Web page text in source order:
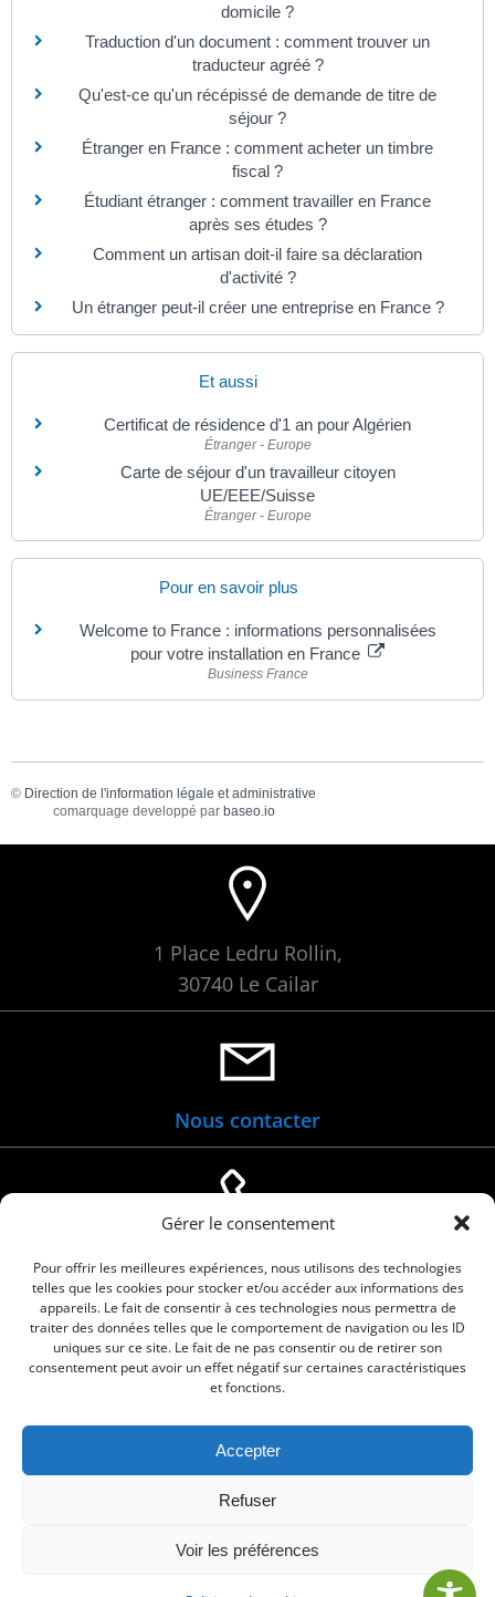
Gérer le consentement
Pour offrir les meilleures expériences, nous utilisons des technologies
telles que les cookies pour stocker et/ou accéder aux informations des
appareils. Le fait de consentir à ces technologies nous permettra de
traiter des données telles que le comportement de navigation ou les ID
uniques sur ce site. Le fait de ne pas consentir ou de retirer son
consentement peut avoir un effet négatif sur certaines caractéristiques
et fonctions.
Accepter
Refuser
Voir les préférences
domicile ?
Traduction d'un document : comment trouver un
traducteur agréé ?
Qu'est-ce qu'un récépissé de demande de titre de
séjour ?
Étranger en France : comment acheter un timbre
fiscal ?
Étudiant étranger : comment travailler en France
après ses études ?
Comment un artisan doit-il faire sa déclaration
d'activité ?
Un étranger peut-il créer une entreprise en France ?
Et aussi
Certificat de résidence d'1 an pour Algérien
Étranger - Europe
Carte de séjour d'un travailleur citoyen
UE/EEE/Suisse
Étranger - Europe
Pour en savoir plus
Welcome to France : informations personnalisées
pour votre installation en France
Business France
© Direction de l'information légale et administrative
comarquage developpé par baseo.io
1 Place Ledru Rollin,
30740 Le Cailar
Nous contacter
04 66 88 01 05
© 2026 Commune de Le Cailar. Service proposé